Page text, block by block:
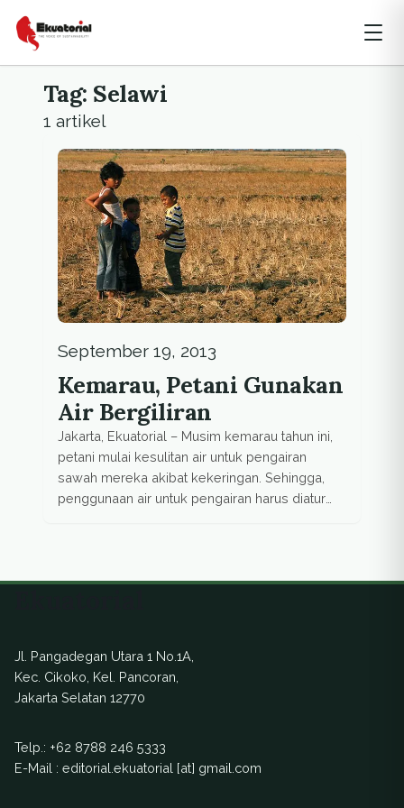
Tag: Selawi
1 artikel
September 19, 2013
Kemarau, Petani Gunakan
Air Bergiliran
Jakarta, Ekuatorial – Musim kemarau tahun ini,
petani mulai kesulitan air untuk pengairan
sawah mereka akibat kekeringan. Sehingga,
penggunaan air untuk pengairan harus diatur
Kabupaten Garut daerah yang mengalami
Jl. Pangadegan Utara 1 No.1A,
Kec. Cikoko, Kel. Pancoran,
Jakarta Selatan 12770
Telp.: +62 8788 246 5333
E-Mail : editorial.ekuatorial [at] gmail.com